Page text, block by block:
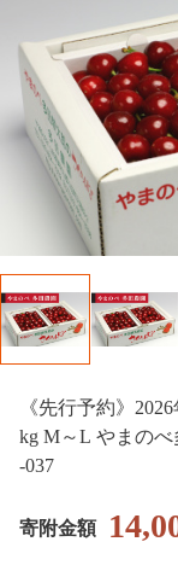
《先行予約》
kg M～L やまの
-037
寄附金額